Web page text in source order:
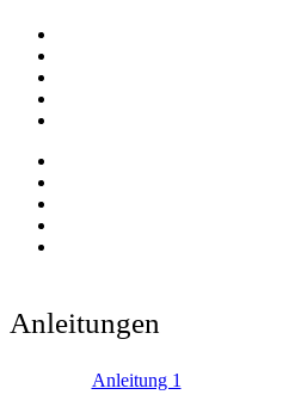
Anleitungen
Anleitung 1